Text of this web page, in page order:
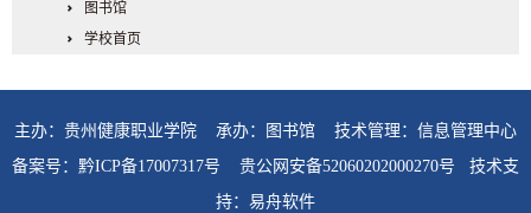
图书馆
学校首页
主办：贵州健康职业学院 承办：图书馆 技术管理：信息管理中心
备案号： 黔ICP备17007317号 贵公网安备52060202000270号 技术支
持： 易舟软件